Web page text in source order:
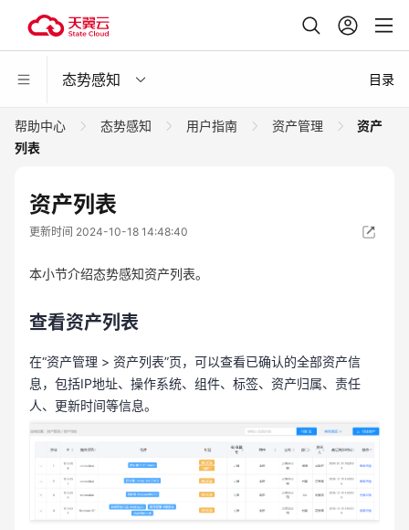
态势感知 目录
帮助中心 态势感知 用户指南 资产管理
资产
列表
资产列表
更新时间 2024-10-18 14:48:40
本小节介绍态势感知资产列表。
查看资产列表
在“资产管理 > 资产列表”页，可以查看已确认的全部资产信
息，包括IP地址、操作系统、组件、标签、资产归属、责任
人、更新时间等信息。